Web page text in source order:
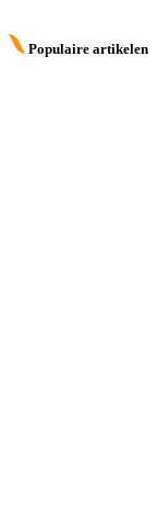
Populaire artikelen